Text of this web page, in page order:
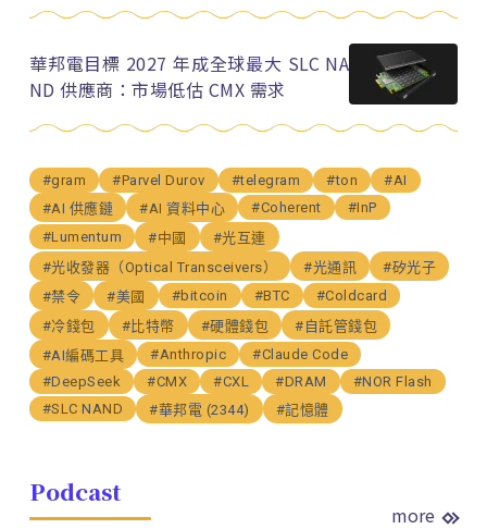
華邦電目標 2027 年成全球最大 SLC NA
ND 供應商：市場低估 CMX 需求
#gram #Parvel Durov #telegram #ton
#AI
#AI 供應鏈
#AI 資料中心 #Coherent
#InP
#Lumentum
#中國
#光互連
#光收發器（Optical Transceivers）
#光通訊
#矽光子
#禁令
#美國 #bitcoin #BTC
#Coldcard
#冷錢包
#比特幣 #硬體錢包
#自託管錢包
#AI編碼工具
#Anthropic
#Claude Code
#DeepSeek
#CMX #CXL #DRAM
#NOR Flash
#SLC NAND
#華邦電 (2344) #記憶體
Podcast
more